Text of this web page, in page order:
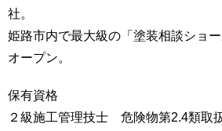
社。
姫路市内で最大級の「塗装相談ショ
オープン。
保有資格
２級施工管理技士 危険物第2.4類